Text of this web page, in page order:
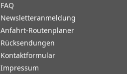
FAQ
Newsletteranmeldung
Anfahrt-Routenplaner
Rücksendungen
Kontaktformular
Impressum